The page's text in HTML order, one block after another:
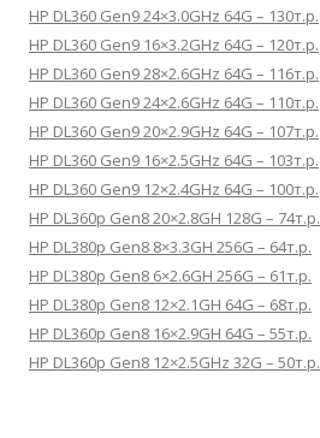
HP DL360 Gen9 24×3.0GHz 64G – 130т.р.
HP DL360 Gen9 16×3.2GHz 64G – 120т.р.
HP DL360 Gen9 28×2.6GHz 64G – 116т.р.
HP DL360 Gen9 24×2.6GHz 64G – 110т.р.
HP DL360 Gen9 20×2.9GHz 64G – 107т.р.
HP DL360 Gen9 16×2.5GHz 64G – 103т.р.
HP DL360 Gen9 12×2.4GHz 64G – 100т.р.
HP DL360p Gen8 20×2.8GH 128G – 74т.р.
HP DL380p Gen8 8×3.3GH 256G – 64т.р.
HP DL380p Gen8 6×2.6GH 256G – 61т.р.
HP DL380p Gen8 12×2.1GH 64G – 68т.р.
HP DL360p Gen8 16×2.9GH 64G – 55т.р.
HP DL360p Gen8 12×2.5GHz 32G – 50т.р.